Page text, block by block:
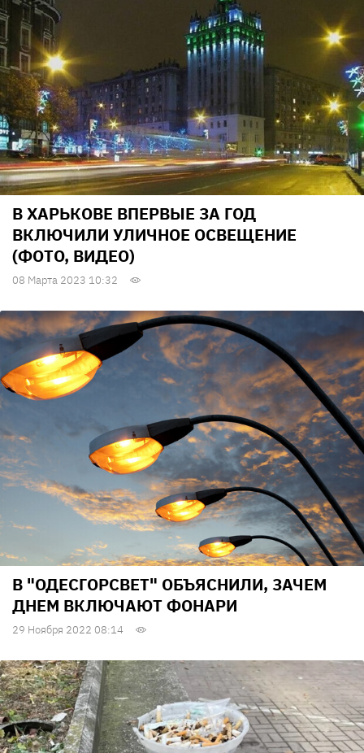
В ХАРЬКОВЕ ВПЕРВЫЕ ЗА ГОД
ВКЛЮЧИЛИ УЛИЧНОЕ ОСВЕЩЕНИЕ
(ФОТО, ВИДЕО)
08 Марта 2023 10:32
В "ОДЕСГОРСВЕТ" ОБЪЯСНИЛИ, ЗАЧЕМ
ДНЕМ ВКЛЮЧАЮТ ФОНАРИ
29 Ноября 2022 08:14